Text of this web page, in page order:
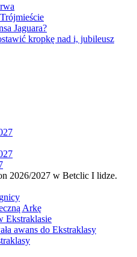
Jaguara?
kropkę nad i, jubileusz
2026/2027 w Betclic I lidze.
Arkę
Ekstraklasie
awans do Ekstraklasy